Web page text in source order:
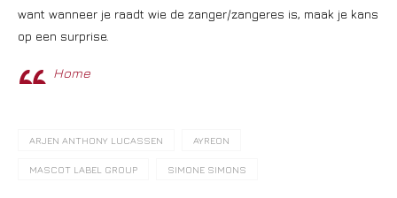
want wanneer je raadt wie de zanger/zangeres is, maak je kans
op een surprise.
Home
ARJEN ANTHONY LUCASSEN AYREON
MASCOT LABEL GROUP SIMONE SIMONS